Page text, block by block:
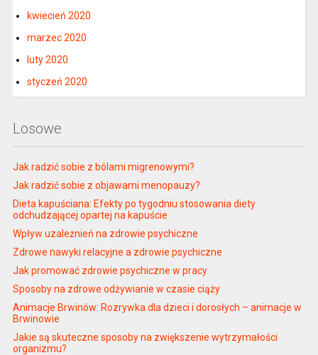
kwiecień 2020
marzec 2020
luty 2020
styczeń 2020
Losowe
Jak radzić sobie z bólami migrenowymi?
Jak radzić sobie z objawami menopauzy?
Dieta kapuściana: Efekty po tygodniu stosowania diety
odchudzającej opartej na kapuście
Wpływ uzależnień na zdrowie psychiczne
Zdrowe nawyki relacyjne a zdrowie psychiczne
Jak promować zdrowie psychiczne w pracy
Sposoby na zdrowe odżywianie w czasie ciąży
Animacje Brwinów: Rozrywka dla dzieci i dorosłych – animacje w
Brwinowie
Jakie są skuteczne sposoby na zwiększenie wytrzymałości
organizmu?